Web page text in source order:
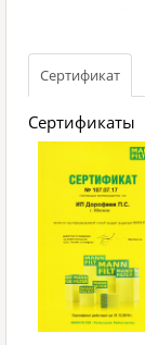
Сертификат
Сертификаты